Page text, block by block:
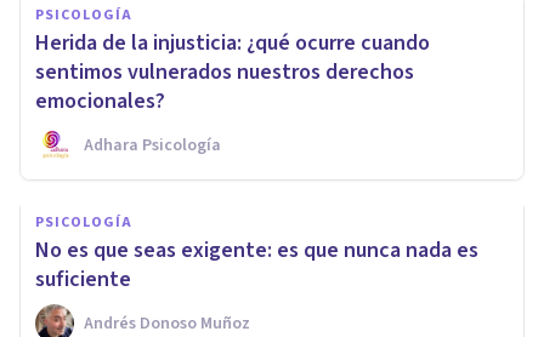
PSICOLOGÍA
Herida de la injusticia: ¿qué ocurre cuando
sentimos vulnerados nuestros derechos
emocionales?
Adhara Psicología
PSICOLOGÍA
No es que seas exigente: es que nunca nada es
suficiente
Andrés Donoso Muñoz